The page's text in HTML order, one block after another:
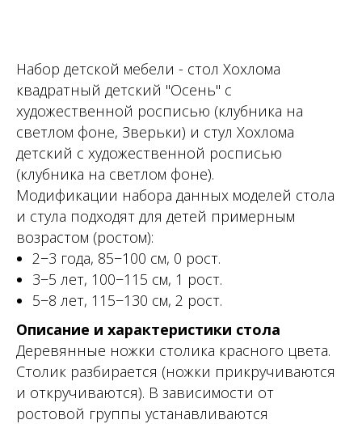
Набор детской мебели - стол Хохлома
квадратный детский "Осень" с
художественной росписью (клубника на
светлом фоне, Зверьки) и стул Хохлома
детский с художественной росписью
(клубника на светлом фоне).
Модификации набора данных моделей стола
и стула подходят для детей примерным
возрастом (ростом):
2−3 года, 85−100 см, 0 рост.
3−5 лет, 100−115 см, 1 рост.
5−8 лет, 115−130 см, 2 рост.
Описание и характеристики стола
Деревянные ножки столика красного цвета.
Столик разбирается (ножки прикручиваются
и откручиваются). В зависимости от
ростовой группы устанавливаются